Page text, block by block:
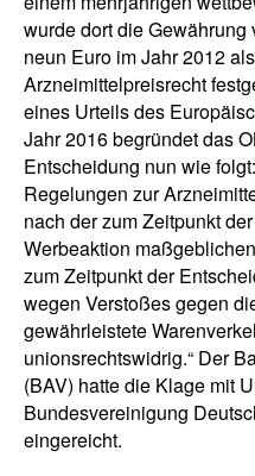
wurde dort die
neun Euro im Jahr 2012
Arzneimittelpreisrecht
eines Urteils des
Jahr 2016 begründet das
Entscheidung nun wie
Regelungen zur
nach der zum Zeitpunkt
Werbeaktion
zum Zeitpunkt der
wegen Verstoßes gegen
gewährleistete
unionsrechtswidrig.“ Der
(BAV) hatte die Klage mit
Bundesvereinigung
eingereicht.